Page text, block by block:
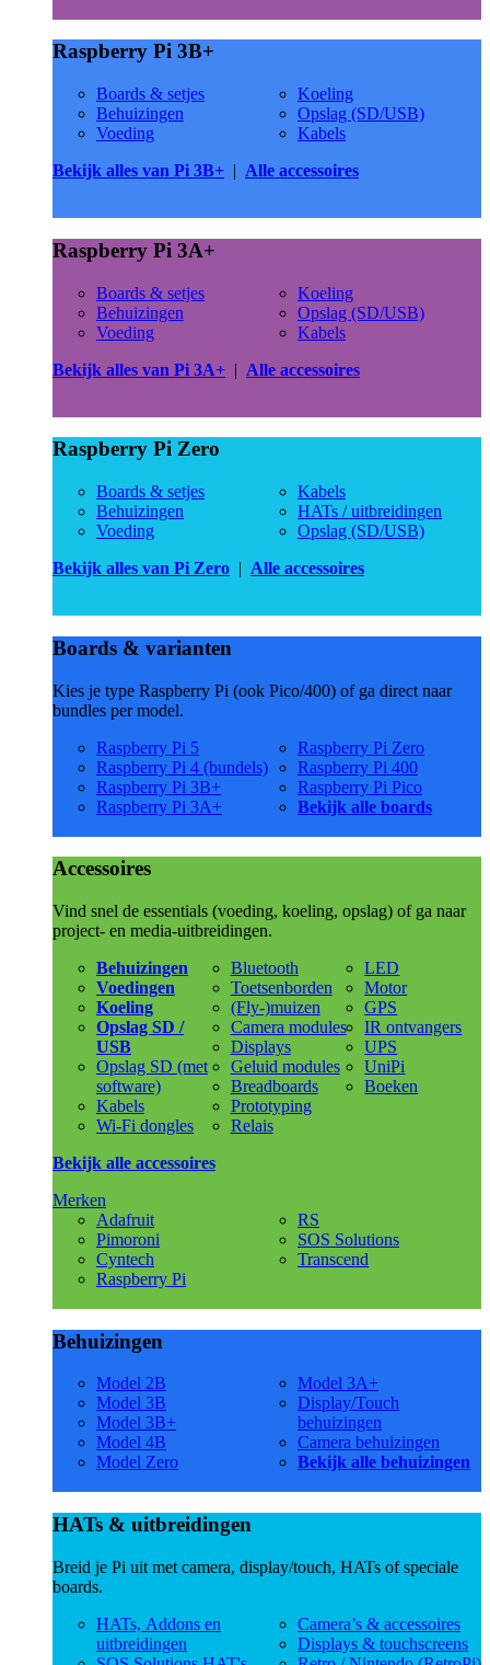
Raspberry Pi 3B+
Boards & setjes
Behuizingen
Voeding
Koeling
Opslag (SD/USB)
Kabels
Bekijk alles van Pi 3B+ | Alle accessoires
Raspberry Pi 3A+
Boards & setjes
Behuizingen
Voeding
Koeling
Opslag (SD/USB)
Kabels
Bekijk alles van Pi 3A+ | Alle accessoires
Raspberry Pi Zero
Boards & setjes
Behuizingen
Voeding
Kabels
HATs / uitbreidingen
Opslag (SD/USB)
Bekijk alles van Pi Zero | Alle accessoires
Boards & varianten
Kies je type Raspberry Pi (ook Pico/400) of ga direct naar
bundles per model.
Raspberry Pi 5
Raspberry Pi 4 (bundels)
Raspberry Pi 3B+
Raspberry Pi 3A+
Raspberry Pi Zero
Raspberry Pi 400
Raspberry Pi Pico
Bekijk alle boards
Accessoires
Vind snel de essentials (voeding, koeling, opslag) of ga naar
project- en media-uitbreidingen.
Behuizingen
Voedingen
Koeling
Opslag SD /
USB
Opslag SD (met
software)
Kabels
Wi-Fi dongles
Bluetooth
Toetsenborden
(Fly-)muizen
Camera modules
Displays
Geluid modules
Breadboards
Prototyping
Relais
LED
Motor
GPS
IR ontvangers
UPS
UniPi
Boeken
Bekijk alle accessoires
Merken
Adafruit
Pimoroni
Cyntech
Raspberry Pi
RS
SOS Solutions
Transcend
Behuizingen
Model 2B
Model 3B
Model 3B+
Model 4B
Model Zero
Model 3A+
Display/Touch
behuizingen
Camera behuizingen
Bekijk alle behuizingen
HATs & uitbreidingen
Breid je Pi uit met camera, display/touch, HATs of speciale
boards.
HATs, Addons en
uitbreidingen
Camera’s & accessoires
Displays & touchscreens